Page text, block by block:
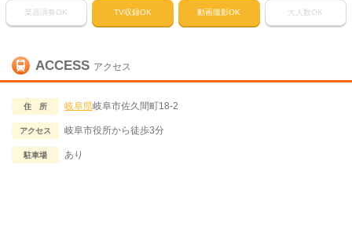
楽器演奏OK TV収録OK 動画撮影OK 大人数OK
ACCESS アクセス
住 所 岐阜県岐阜市佐久間町18-2
アクセス 岐阜市役所から徒歩3分
駐車場 あり